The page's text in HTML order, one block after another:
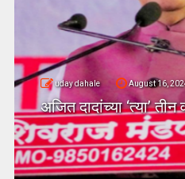
uday dahale August 16,
अजित दादांच्या ‘त्या’